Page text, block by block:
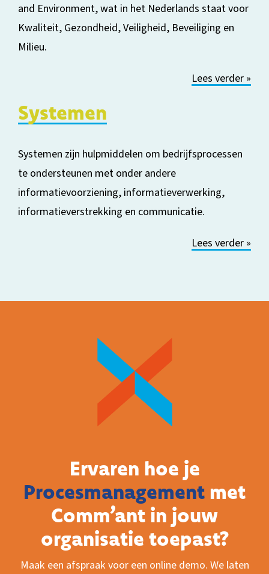
and Environment, wat in het Nederlands staat voor
Kwaliteit, Gezondheid, Veiligheid, Beveiliging en
Milieu.
Lees verder »
Systemen
Systemen zijn hulpmiddelen om bedrijfsprocessen
te ondersteunen met onder andere
informatievoorziening, informatieverwerking,
informatieverstrekking en communicatie.
Lees verder »
Ervaren hoe je
Procesmanagement met
Comm’ant in jouw
organisatie toepast?
Maak een afspraak voor een online demo. We laten